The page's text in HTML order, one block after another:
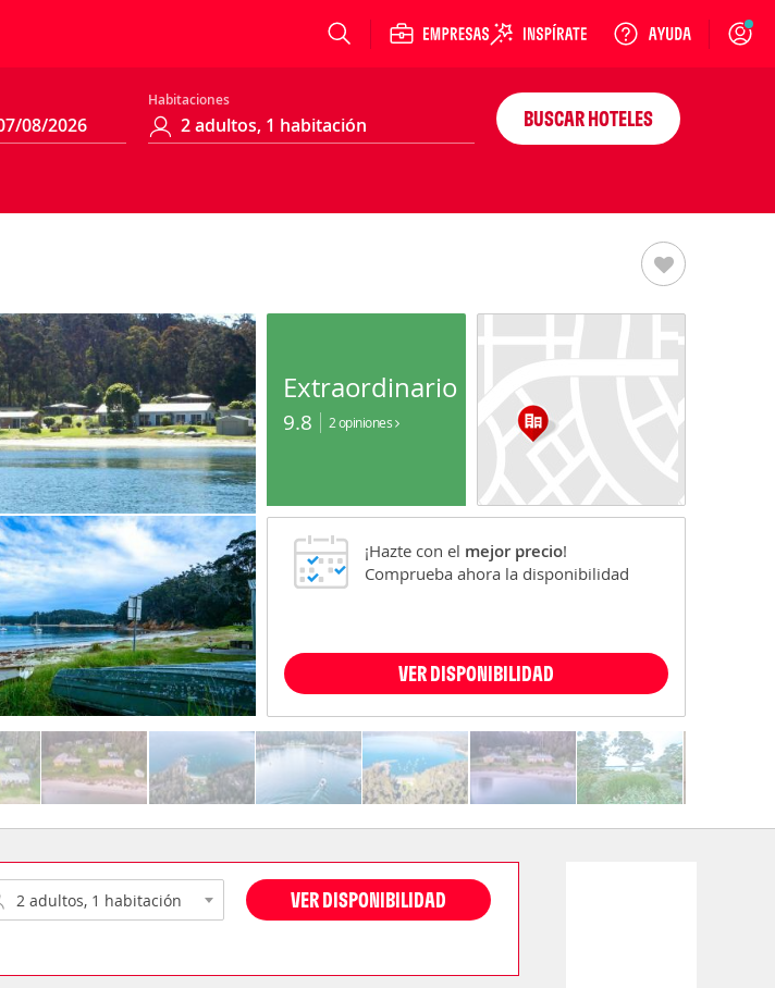
Login
Habitaciones
BUSCAR HOTELES
Extraordinario
9.8 2 opiniones
¡Hazte con el mejor precio!
Comprueba ahora la disponibilidad
VER DISPONIBILIDAD
VER DISPONIBILIDAD